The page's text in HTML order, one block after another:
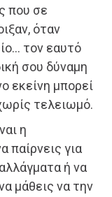
που σε
όταν
τον εαυτό
σου δύναμη
εκείνη μπορεί
τελειωμό.
η
παίρνεις για
ή να
μάθεις να την